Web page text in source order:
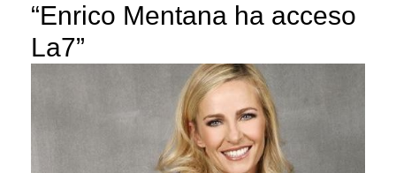
“Enrico Mentana ha acceso
La7”